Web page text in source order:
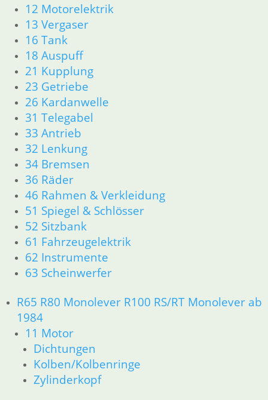
12 Motorelektrik
13 Vergaser
16 Tank
18 Auspuff
21 Kupplung
23 Getriebe
26 Kardanwelle
31 Telegabel
33 Antrieb
32 Lenkung
34 Bremsen
36 Räder
46 Rahmen & Verkleidung
51 Spiegel & Schlösser
52 Sitzbank
61 Fahrzeugelektrik
62 Instrumente
63 Scheinwerfer
R65 R80 Monolever R100 RS/RT Monolever ab
1984
11 Motor
Dichtungen
Kolben/Kolbenringe
Zylinderkopf